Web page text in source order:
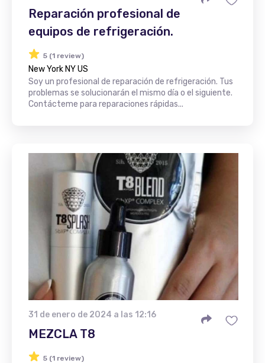
Reparación profesional de
equipos de refrigeración.
5 (1 review)
New York NY US
Soy un profesional de reparación de refrigeración. Tus
problemas se solucionarán el mismo día o el siguiente.
Contácteme para reparaciones rápidas...
31 de enero de 2024 a las 12:16
MEZCLA T8
5 (1 review)